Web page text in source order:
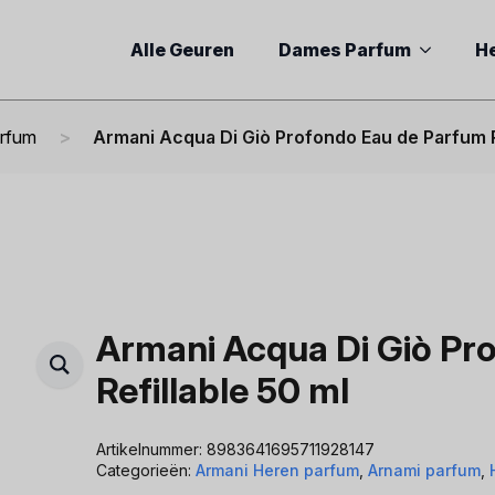
Alle Geuren Dames Parfum
Armani Acqua Di Giò Profondo Eau de Parfum
Armani Acqua Di Giò
Refillable 50 ml
Artikelnummer:8983641695711928147
Categorieën:Armani Heren parfum ,Arnami parfum